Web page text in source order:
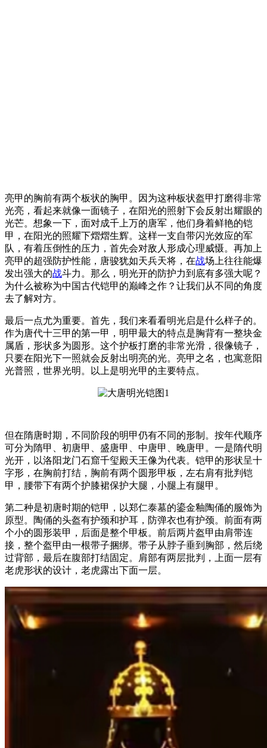
亮甲的胸前有两个板状的胸甲。因为这种板状盔甲打磨得非常
光亮，看起来就像一面镜子，在阳光的照射下会反射出耀眼的
光芒。想象一下，面对成千上万的唐军，他们身着鲜艳的铠
甲，在阳光的照耀下熠熠生辉。这样一支自带闪光效应的军
队，有着压倒性的压力，首先会对敌人形成心理威慑。再加上
亮甲的超强防护性能，唐骏犹如天兵天将，在战场上往往能爆
发出强大的战斗力。那么，明光开的防护力到底有多强大呢？
为什么被称为中国古代铠甲的巅峰之作？让我们从不同的角度
去了解对方。
最后一点尤为重要。首先，我们来看看明光启是什么样子的。
作为唐代十三甲的第一甲，明甲最大的特点是胸背有一整块金
属盾，形状多为圆形。这个护板打磨的非常光滑，很像镜子，
只要在阳光下一照就会反射出明亮的光。亮甲之名，也寓意阳
光普照，世界光明。以上是明光甲的主要特点。
但在隋唐时期，不同阶段的明甲仍有不同的形制。按年代顺序
可分为隋甲、初唐甲、盛唐甲、中唐甲、晚唐甲。一是隋代明
光开，以洛阳龙门石窟千玺殿天王像为代表。铠甲的形状呈十
字形，在胸前打结，胸前有两个圆形甲板，左右肩有批判铠
甲，腰带下有两个护膝裙保护大腿，小腿上有腿甲。
第二种是初唐时期的铠甲，以郑仁泰墓的鎏金釉陶俑的服饰为
原型。陶俑的头盔有护颈和护耳，防弹衣也有护颈。前面有两
个小的圆形装甲，后面是整个甲板。前后两片盔甲由肩带连
接，整个盔甲由一根带子捆绑。带子从脖子垂到胸部，然后绕
过背部，最后在腹部打结固定。肩部有两层批判，上面一层有
老虎形状的设计，老虎露出下面一层。